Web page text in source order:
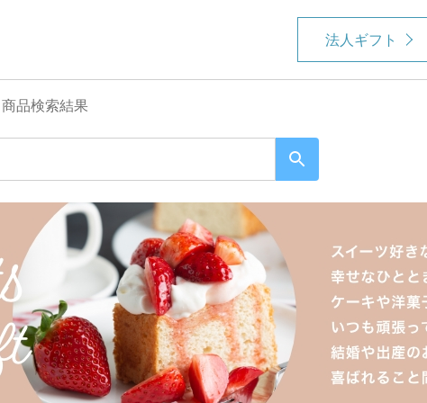
法人ギフト
商品検索結果